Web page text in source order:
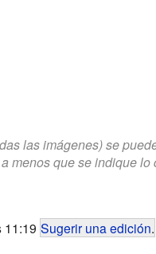
las imágenes) se
menos que se indique lo
11:19 Sugerir una edición.